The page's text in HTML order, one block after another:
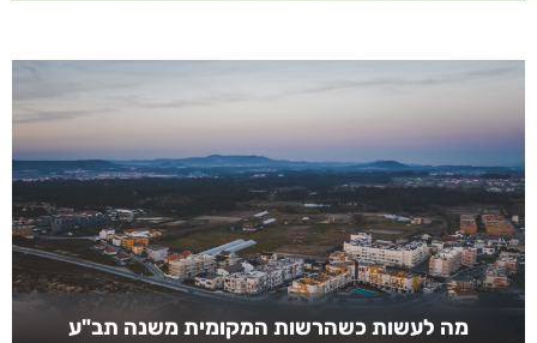
מה לעשות כשהרשות המקומית משנה תב"ע